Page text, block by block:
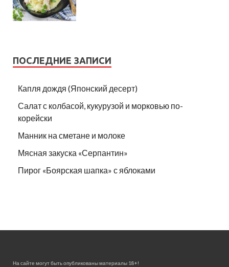
ПОСЛЕДНИЕ ЗАПИСИ
Капля дождя (Японский десерт)
Салат с колбасой, кукурузой и морковью по-
корейски
Манник на сметане и молоке
Мясная закуска «Серпантин»
Пирог «Боярская шапка» с яблоками
На сайте могут быть опубликованы материалы 18+!